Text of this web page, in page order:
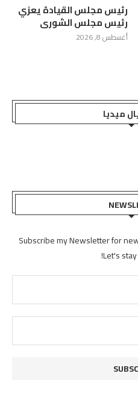
رئيس مجلس القيادة يعزي
رئيس مجلس الشورى
أغسطس 8, 2026
ميديا
Subscribe my Newsletter for
Let's